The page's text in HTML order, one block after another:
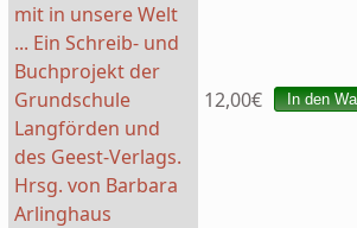
mit in unsere Welt
... Ein Schreib- und
Buchprojekt der
Grundschule
Langförden und
des Geest-Verlags.
Hrsg. von Barbara
Arlinghaus
12,00€